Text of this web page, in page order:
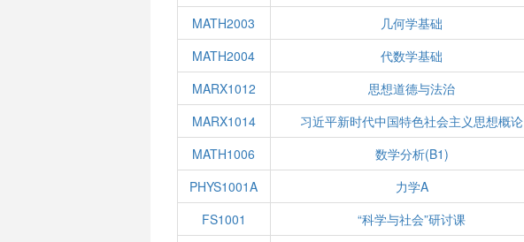
MATH2003
几何学基础
MATH2004
代数学基础
MARX1012
思想道德与法治
MARX1014
习近平新时代中国特色社会主义思想概论
MATH1006
数学分析(B1)
PHYS1001A
力学A
FS1001
“科学与社会”研讨课